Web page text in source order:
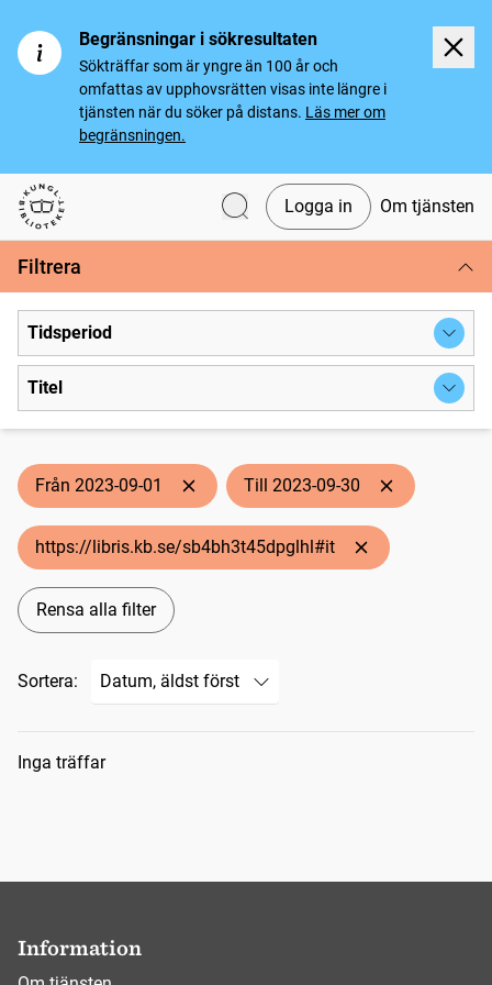
Begränsningar i sökresultaten
Sökträffar som är yngre än 100 år och
omfattas av upphovsrätten visas inte längre i
tjänsten när du söker på distans. Läs mer om
begränsningen.
Svenska tidningar
Logga in Om tjänsten
Filtrera
Tidsperiod
Titel
Från 2023-09-01 Till 2023-09-30
https://libris.kb.se/sb4bh3t45dpglhl#it
Rensa alla filter
Sortera:
Sökresultat
Inga träffar
Information